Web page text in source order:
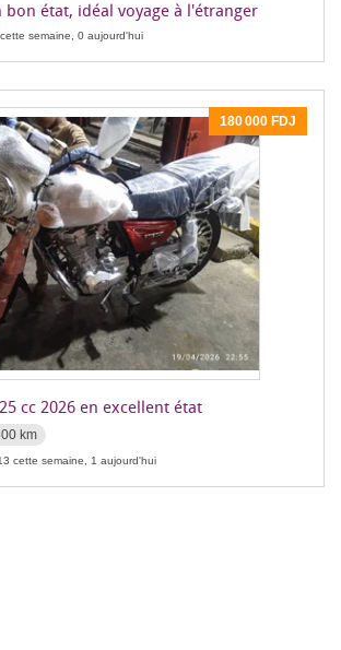
état, idéal voyage à l'étranger
semaine, 0 aujourd'hui
180 000 FDJ
cc 2026 en excellent état
km
cette semaine, 1 aujourd'hui